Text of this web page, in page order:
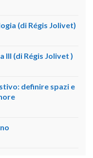
(di Régis Jolivet)
(di Régis Jolivet )
definire spazi e